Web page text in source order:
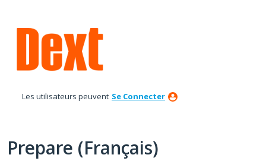
au
contenu
Les utilisateurs peuvent Se Connecter
Prepare (Français)